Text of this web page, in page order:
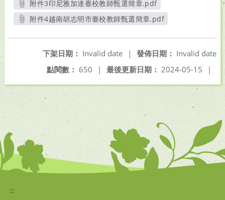
附件3印尼雅加達臺校教師甄選簡章.pdf
另開新視窗
附件4越南胡志明市臺校教師甄選簡章.pdf
發佈日期： Invalid date
下架日期： Invalid date
|
最後更新日期： 2024-05-15 |
點閱數： 650 |
:::